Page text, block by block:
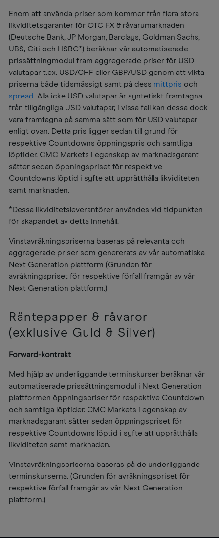
Enom att använda priser som kommer från flera stora
likviditetsgaranter för OTC FX & råvarumarknaden
(Deutsche Bank, JP Morgan, Barclays, Goldman Sachs,
UBS, Citi och HSBC*) beräknar vår automatiserade
prissättningmodul fram aggregerade priser för USD
valutapar t.ex. USD/CHF eller GBP/USD genom att vikta
priserna både tidsmässigt samt på dess mittpris och
spread. Alla icke USD valutapar är syntetiskt framtagna
från tillgängliga USD valutapar, i vissa fall kan dessa dock
vara framtagna på samma sätt som för USD valutapar
enligt ovan. Detta pris ligger sedan till grund för
respektive Countdowns öppningspris och samtliga
löptider. CMC Markets i egenskap av marknadsgarant
sätter sedan öppningspriset för respektive
Countdowns löptid i syfte att upprätthålla likviditeten
samt marknaden.
*Dessa likviditetsleverantörer användes vid tidpunkten
för skapandet av detta innehåll.
Vinstavräkningspriserna baseras på relevanta och
aggregerade priser som genererats av vår automatiska
Next Generation plattform (Grunden för
avräkningspriset för respektive förfall framgår av vår
Next Generation plattform.)
Räntepapper & råvaror
(exklusive Guld & Silver)
Forward-kontrakt
Med hjälp av underliggande terminskurser beräknar vår
automatiserade prissättningsmodul i Next Generation
plattformen öppningspriser för respektive Countdown
och samtliga löptider. CMC Markets i egenskap av
marknadsgarant sätter sedan öppningspriset för
respektive Countdowns löptid i syfte att upprätthålla
likviditeten samt marknaden.
Vinstavräkningspriserna baseras på de underliggande
terminskurserna. (Grunden för avräkningspriset för
respektive förfall framgår av vår Next Generation
plattform.)